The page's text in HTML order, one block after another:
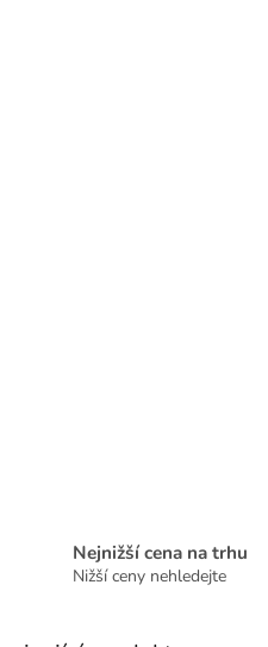
Nejnižší cena na trhu
Nižší ceny nehledejte